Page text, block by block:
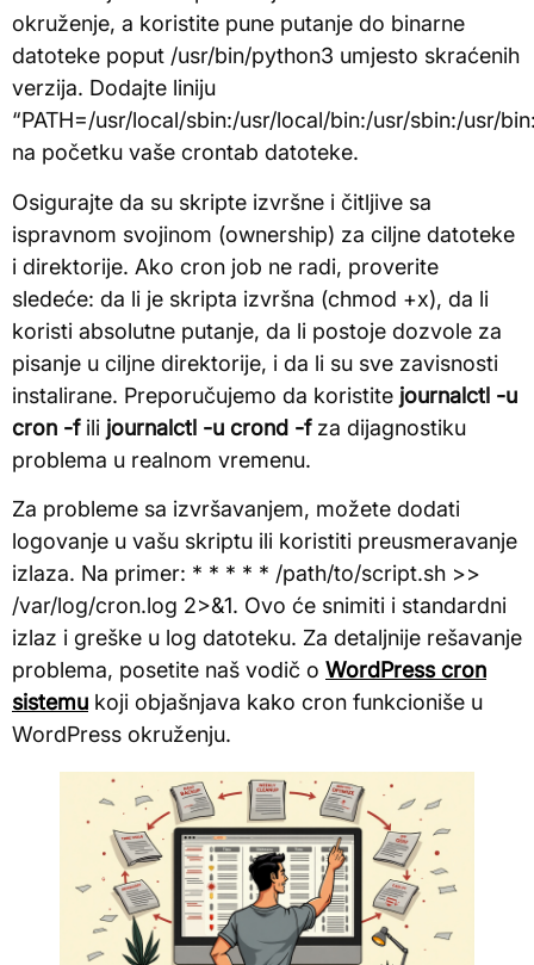
okruženje, a koristite pune putanje do binarne
datoteke poput /usr/bin/python3 umjesto skraćenih
verzija. Dodajte liniju
“PATH=/usr/local/sbin:/usr/local/bin:/usr/sbin:/usr/
na početku vaše crontab datoteke.
Osigurajte da su skripte izvršne i čitljive sa
ispravnom svojinom (ownership) za ciljne datoteke
i direktorije. Ako cron job ne radi, proverite
sledeće: da li je skripta izvršna (chmod +x), da li
koristi absolutne putanje, da li postoje dozvole za
pisanje u ciljne direktorije, i da li su sve zavisnosti
instalirane. Preporučujemo da koristite journalctl -u
cron -fili journalctl -u crond -fza dijagnostiku
problema u realnom vremenu.
Za probleme sa izvršavanjem, možete dodati
logovanje u vašu skriptu ili koristiti preusmeravanje
izlaza. Na primer: * * * * * /path/to/script.sh >>
/var/log/cron.log 2>&1. Ovo će snimiti i standardni
izlaz i greške u log datoteku. Za detaljnije rešavanje
problema, posetite naš vodič o WordPress cron
sistemu koji objašnjava kako cron funkcioniše u
WordPress okruženju.